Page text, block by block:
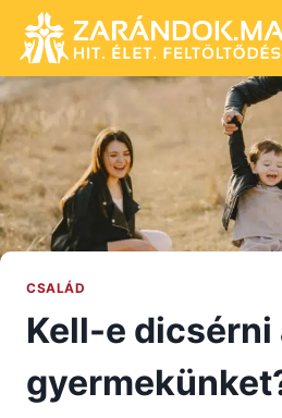
content
CSALÁD
Kell-e dicsérni